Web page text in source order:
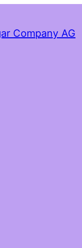
Company AG